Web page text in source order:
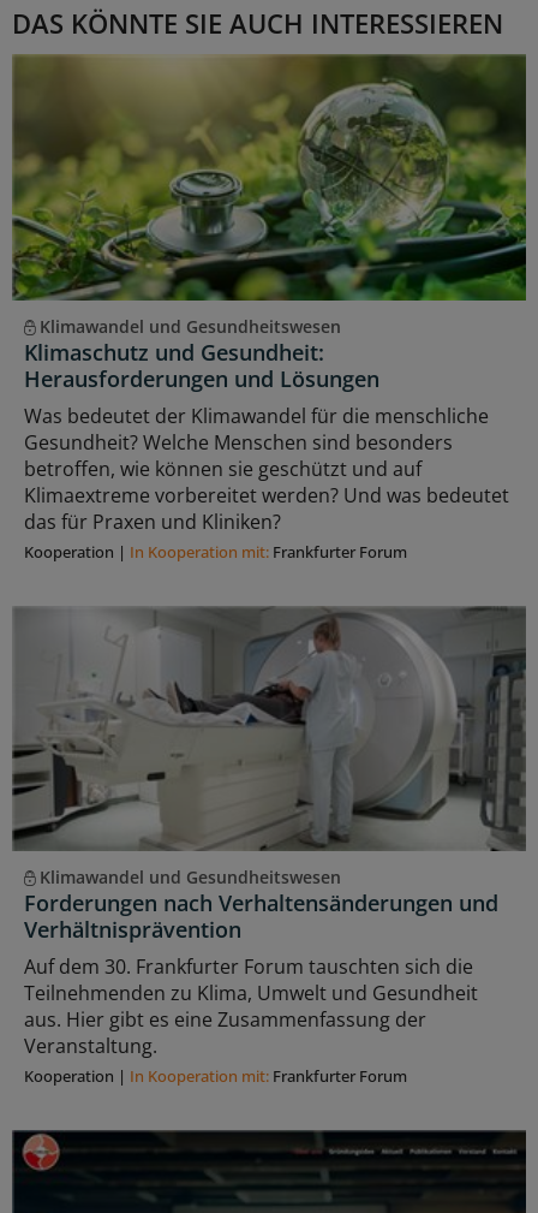
DAS KÖNNTE SIE AUCH INTERESSIEREN
Klimawandel und Gesundheitswesen
Klimaschutz und Gesundheit:
Herausforderungen und Lösungen
Was bedeutet der Klimawandel für die menschliche
Gesundheit? Welche Menschen sind besonders
betroffen, wie können sie geschützt und auf
Klimaextreme vorbereitet werden? Und was bedeutet
das für Praxen und Kliniken?
Kooperation | In Kooperation mit: Frankfurter Forum
Klimawandel und Gesundheitswesen
Forderungen nach Verhaltensänderungen und
Verhältnisprävention
Auf dem 30. Frankfurter Forum tauschten sich die
Teilnehmenden zu Klima, Umwelt und Gesundheit
aus. Hier gibt es eine Zusammenfassung der
Veranstaltung.
Kooperation | In Kooperation mit: Frankfurter Forum